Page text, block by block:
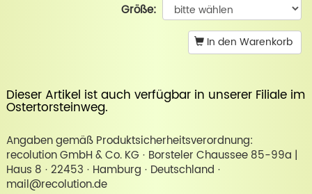
Größe:
In den Warenkorb
Dieser Artikel ist auch verfügbar in unserer Filiale im
Ostertorsteinweg.
Angaben gemäß Produktsicherheitsverordnung:
recolution GmbH & Co. KG · Borsteler Chaussee 85-99a |
Haus 8 · 22453 · Hamburg · Deutschland ·
mail@recolution.de